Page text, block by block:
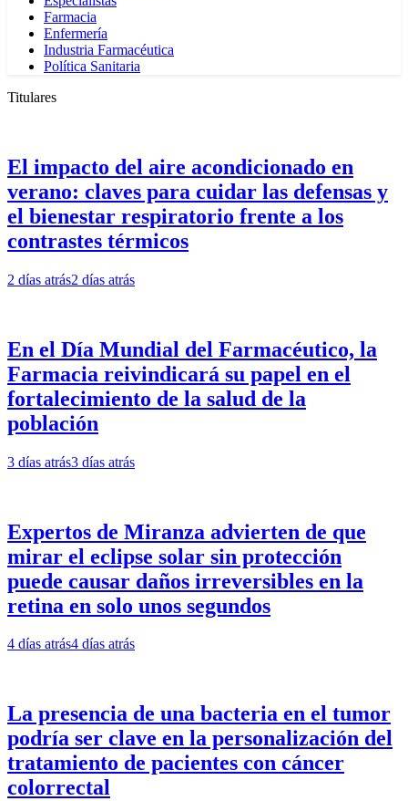
Farmacia
Enfermería
Industria Farmacéutica
Política Sanitaria
Titulares
El impacto del aire acondicionado en
verano: claves para cuidar las defensas y
el bienestar respiratorio frente a los
contrastes térmicos
2 días atrás2 días atrás
En el Día Mundial del Farmacéutico, la
Farmacia reivindicará su papel en el
fortalecimiento de la salud de la
población
3 días atrás3 días atrás
Expertos de Miranza advierten de que
mirar el eclipse solar sin protección
puede causar daños irreversibles en la
retina en solo unos segundos
4 días atrás4 días atrás
La presencia de una bacteria en el tumor
podría ser clave en la personalización del
tratamiento de pacientes con cáncer
colorrectal